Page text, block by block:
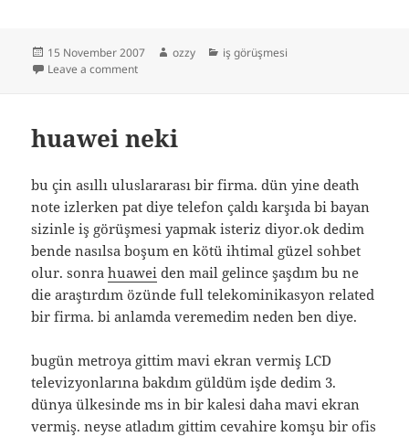
Posted
on
15 November 2007 Author
ozzy Categories
iş görüşmesi
Leave a commenton Telefon Görüşmeleri
huawei neki
bu çin asıllı uluslararası bir firma. dün yine death
note izlerken pat diye telefon çaldı karşıda bi bayan
sizinle iş görüşmesi yapmak isteriz diyor.ok dedim
bende nasılsa boşum en kötü ihtimal güzel sohbet
olur. sonrahuawei den mail gelince şaşdım bu ne
die araştırdım özünde full telekominikasyon related
bir firma. bi anlamda veremedim neden ben diye.
bugün metroya gittim mavi ekran vermiş LCD
televizyonlarına bakdım güldüm işde dedim 3.
dünya ülkesinde ms in bir kalesi daha mavi ekran
vermiş. neyse atladım gittim cevahire komşu bir ofis